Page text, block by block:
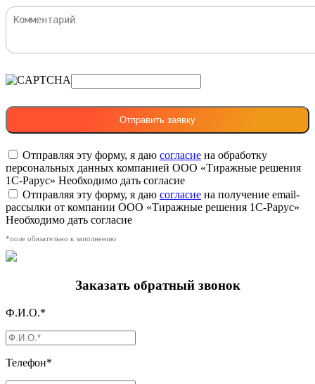
Отправляя эту форму, я даю согласие на обработку
персональных данных компанией ООО «Тиражные решения
1С-Рарус» Необходимо дать согласие
Отправляя эту форму, я даю согласие на получение email-
рассылки от компании ООО «Тиражные решения 1С-Рарус»
Необходимо дать согласие
*поле обязательно к заполнению
Заказать обратный звонок
Ф.И.О.*
Телефон*